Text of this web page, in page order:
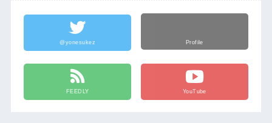
@yonesukez Profile
FEEDLY YouTube